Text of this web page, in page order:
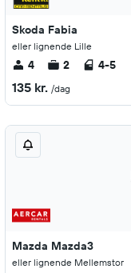
Skoda Fabia
eller lignende Lille
4 2 4-5
135 kr. /dag
Mazda Mazda3
eller lignende Mellemstor